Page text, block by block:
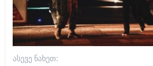
ᲐᲡᲔᲕᲔ ᲜᲐᲮᲔᲗ: